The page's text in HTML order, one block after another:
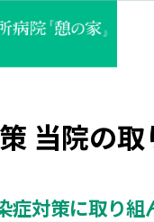
当院の取
症対策に取り組